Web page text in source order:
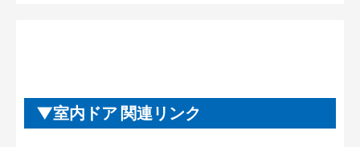
室内ドア 関連リンク